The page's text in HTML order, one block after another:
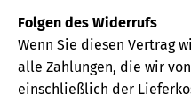
Folgen des Widerrufs
Wenn Sie diesen Vertrag
alle Zahlungen, die wir
einschließlich der